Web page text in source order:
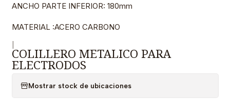
ANCHO PARTE INFERIOR: 180mm
MATERIAL :ACERO CARBONO
COLILLERO METALICO PARA
ELECTRODOS
Mostrar stock de ubicaciones